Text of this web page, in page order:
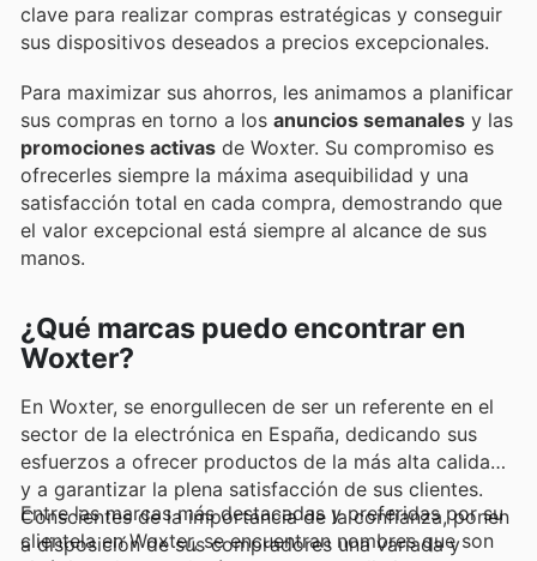
clave para realizar compras estratégicas y conseguir
sus dispositivos deseados a precios excepcionales.
Para maximizar sus ahorros, les animamos a planificar
sus compras en torno a los anuncios semanales y las
promociones activas de Woxter. Su compromiso es
ofrecerles siempre la máxima asequibilidad y una
satisfacción total en cada compra, demostrando que
el valor excepcional está siempre al alcance de sus
manos.
¿Qué marcas puedo encontrar en
Woxter?
En Woxter, se enorgullecen de ser un referente en el
sector de la electrónica en España, dedicando sus
esfuerzos a ofrecer productos de la más alta calidad
y a garantizar la plena satisfacción de sus clientes.
Conscientes de la importancia de la confianza, ponen
a disposición de sus compradores una variada y
Entre las marcas más destacadas y preferidas por su
clientela en Woxter, se encuentran nombres que son